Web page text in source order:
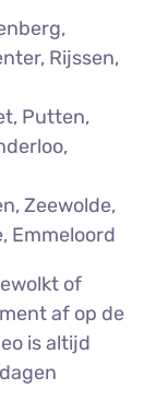
Rijssen,
Putten,
Zeewolde,
Emmeloord
of
af op de
is altijd